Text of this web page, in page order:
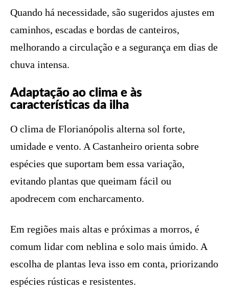
Quando há necessidade, são sugeridos ajustes em
caminhos, escadas e bordas de canteiros,
melhorando a circulação e a segurança em dias de
chuva intensa.
Adaptação ao clima e às
características da ilha
O clima de Florianópolis alterna sol forte,
umidade e vento. A Castanheiro orienta sobre
espécies que suportam bem essa variação,
evitando plantas que queimam fácil ou
apodrecem com encharcamento.
Em regiões mais altas e próximas a morros, é
comum lidar com neblina e solo mais úmido. A
escolha de plantas leva isso em conta, priorizando
espécies rústicas e resistentes.